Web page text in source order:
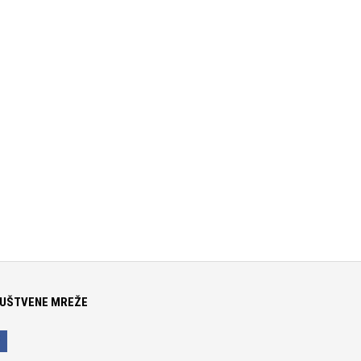
MREŽE